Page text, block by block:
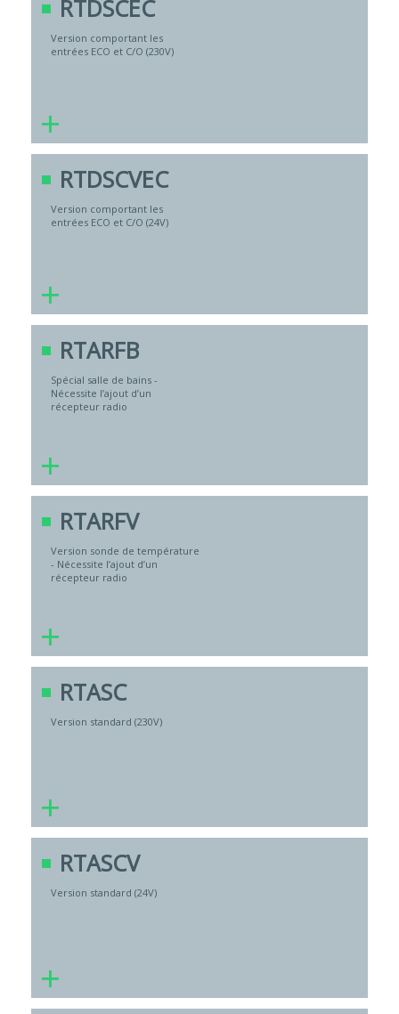
RTDSCEC
Version comportant les
entrées ECO et C/O (230V)
+
RTDSCVEC
Version comportant les
entrées ECO et C/O (24V)
+
RTARFB
Spécial salle de bains -
Nécessite l’ajout d’un
récepteur radio
+
RTARFV
Version sonde de température
- Nécessite l’ajout d’un
récepteur radio
+
RTASC
Version standard (230V)
+
RTASCV
Version standard (24V)
+